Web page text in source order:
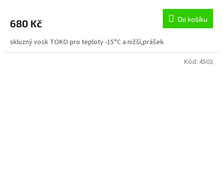
680 Kč Do košíku
skluzný vosk TOKO pro teploty -15°C a nižší,prášek
Kód: 4502